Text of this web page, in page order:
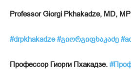
Professor Giorgi Pkhakadze, MD,
#drpkhakadze #გიორგიფხაკაძე
Профессор Гиорги Пхакадзе.